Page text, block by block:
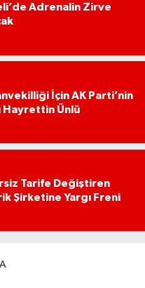
Adrenalin Zirve
İçin AK Parti’nin
Hayrettin Ünlü
Tarife Değiştiren
Şirketine Yargı Freni